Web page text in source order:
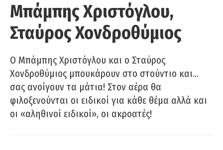
Μπάμπης Χριστόγλου,
Σταύρος Χονδροθύμιος
O Μπάμπης Χριστόγλου και ο Σταύρος
Χονδροθύμιος μπουκάρουν στο στούντιο και…
σας ανοίγουν τα μάτια! Στον αέρα θα
φιλοξενούνται οι ειδικοί για κάθε θέμα αλλά και
οι «αληθινοί ειδικοί», οι ακροατές!